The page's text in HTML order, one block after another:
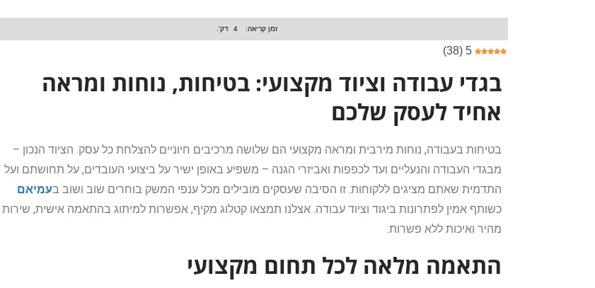
זמן קריאה: 4 דק'.
5
(
38
)
בגדי עבודה וציוד מקצועי: בטיחות, נוחות ומראה
אחיד לעסק שלכם
בטיחות בעבודה, נוחות מירבית ומראה מקצועי הם שלושה מרכיבים חיוניים להצלחת כל עסק. הציוד הנכון –
מבגדי העבודה והנעליים ועד לכפפות ואביזרי הגנה – משפיע באופן ישיר על ביצועי העובדים, על תחושתם ועל
התדמית שאתם מציגים ללקוחות. זו הסיבה שעסקים מובילים מכל ענפי המשק בוחרים שוב ושוב בעמיאם
כשותף אמין לפתרונות ביגוד וציוד עבודה. אצלנו תמצאו קטלוג מקיף, אפשרות למיתוג בהתאמה אישית, שירות
מהיר ואיכות ללא פשרות.
התאמה מלאה לכל תחום מקצועי